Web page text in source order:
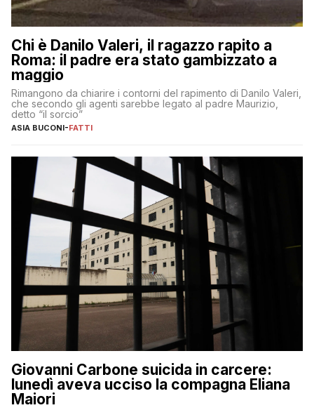
Chi è Danilo Valeri, il ragazzo rapito a
Roma: il padre era stato gambizzato a
maggio
Rimangono da chiarire i contorni del rapimento di Danilo Valeri,
che secondo gli agenti sarebbe legato al padre Maurizio,
detto “il sorcio”
ASIA BUCONI-FATTI
Giovanni Carbone suicida in carcere:
lunedì aveva ucciso la compagna Eliana
Maiori